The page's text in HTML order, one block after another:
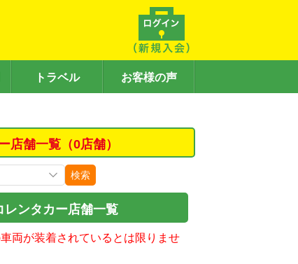
トラベル お客様の声
店舗一覧（0店舗）
検索
ンタカー店舗一覧
両が装着されているとは限りませ